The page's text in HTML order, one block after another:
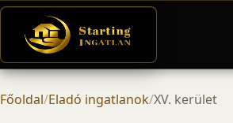
Főoldal/Eladó ingatlanok/XV. kerület